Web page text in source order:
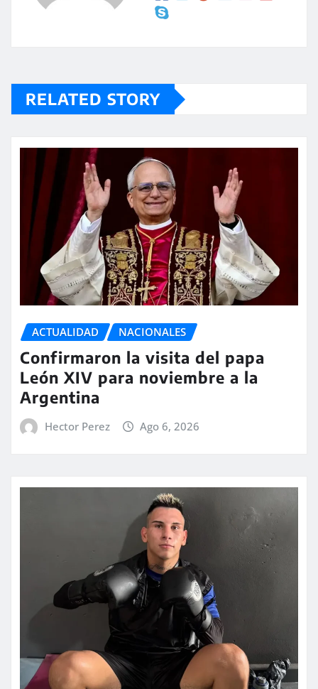
RELATED STORY
ACTUALIDAD NACIONALES
Confirmaron la visita del papa
León XIV para noviembre a la
Argentina
Hector Perez Ago 6, 2026